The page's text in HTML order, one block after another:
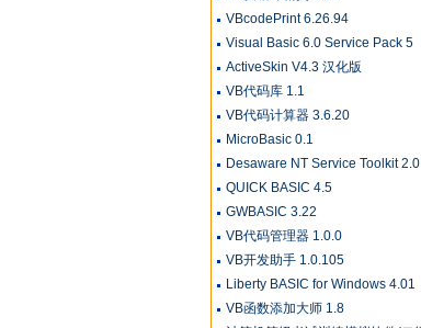
VBcodePrint 6.26.94
Visual Basic 6.0 Service Pack 5
ActiveSkin V4.3 汉化版
VB代码库 1.1
VB代码计算器 3.6.20
MicroBasic 0.1
Desaware NT Service Toolkit 2.0
QUICK BASIC 4.5
GWBASIC 3.22
VB代码管理器 1.0.0
VB开发助手 1.0.105
Liberty BASIC for Windows 4.01
VB函数添加大师 1.8